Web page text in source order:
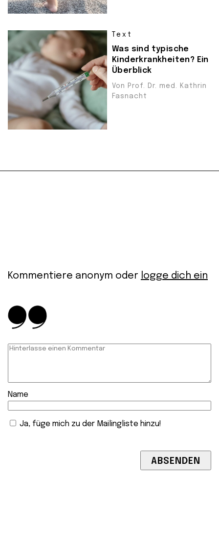
Text
Was sind typische
Kinderkrankheiten? Ein
Überblick
Von Prof. Dr. med. Kathrin
Fasnacht
Kommentiere anonym oder logge dich ein
Name
Ja, füge mich zu der Mailingliste hinzu!